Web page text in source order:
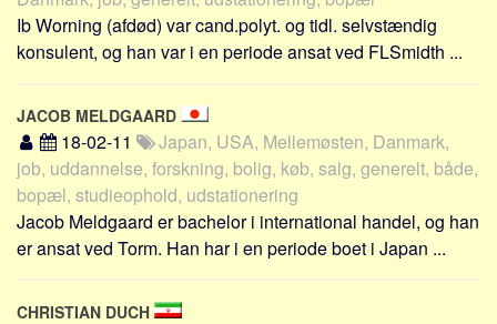
Ib Worning (afdød) var cand.polyt. og tidl. selvstændig
konsulent, og han var i en periode ansat ved FLSmidth ...
JACOB MELDGAARD
18-02-11
Japan, USA, Mellemøsten, Danmark,
job, uddannelse, forskning, bolig, køb, salg, generelt, både,
bopæl, studieophold, udstationering
Jacob Meldgaard er bachelor i international handel, og han
er ansat ved Torm. Han har i en periode boet i Japan ...
CHRISTIAN DUCH